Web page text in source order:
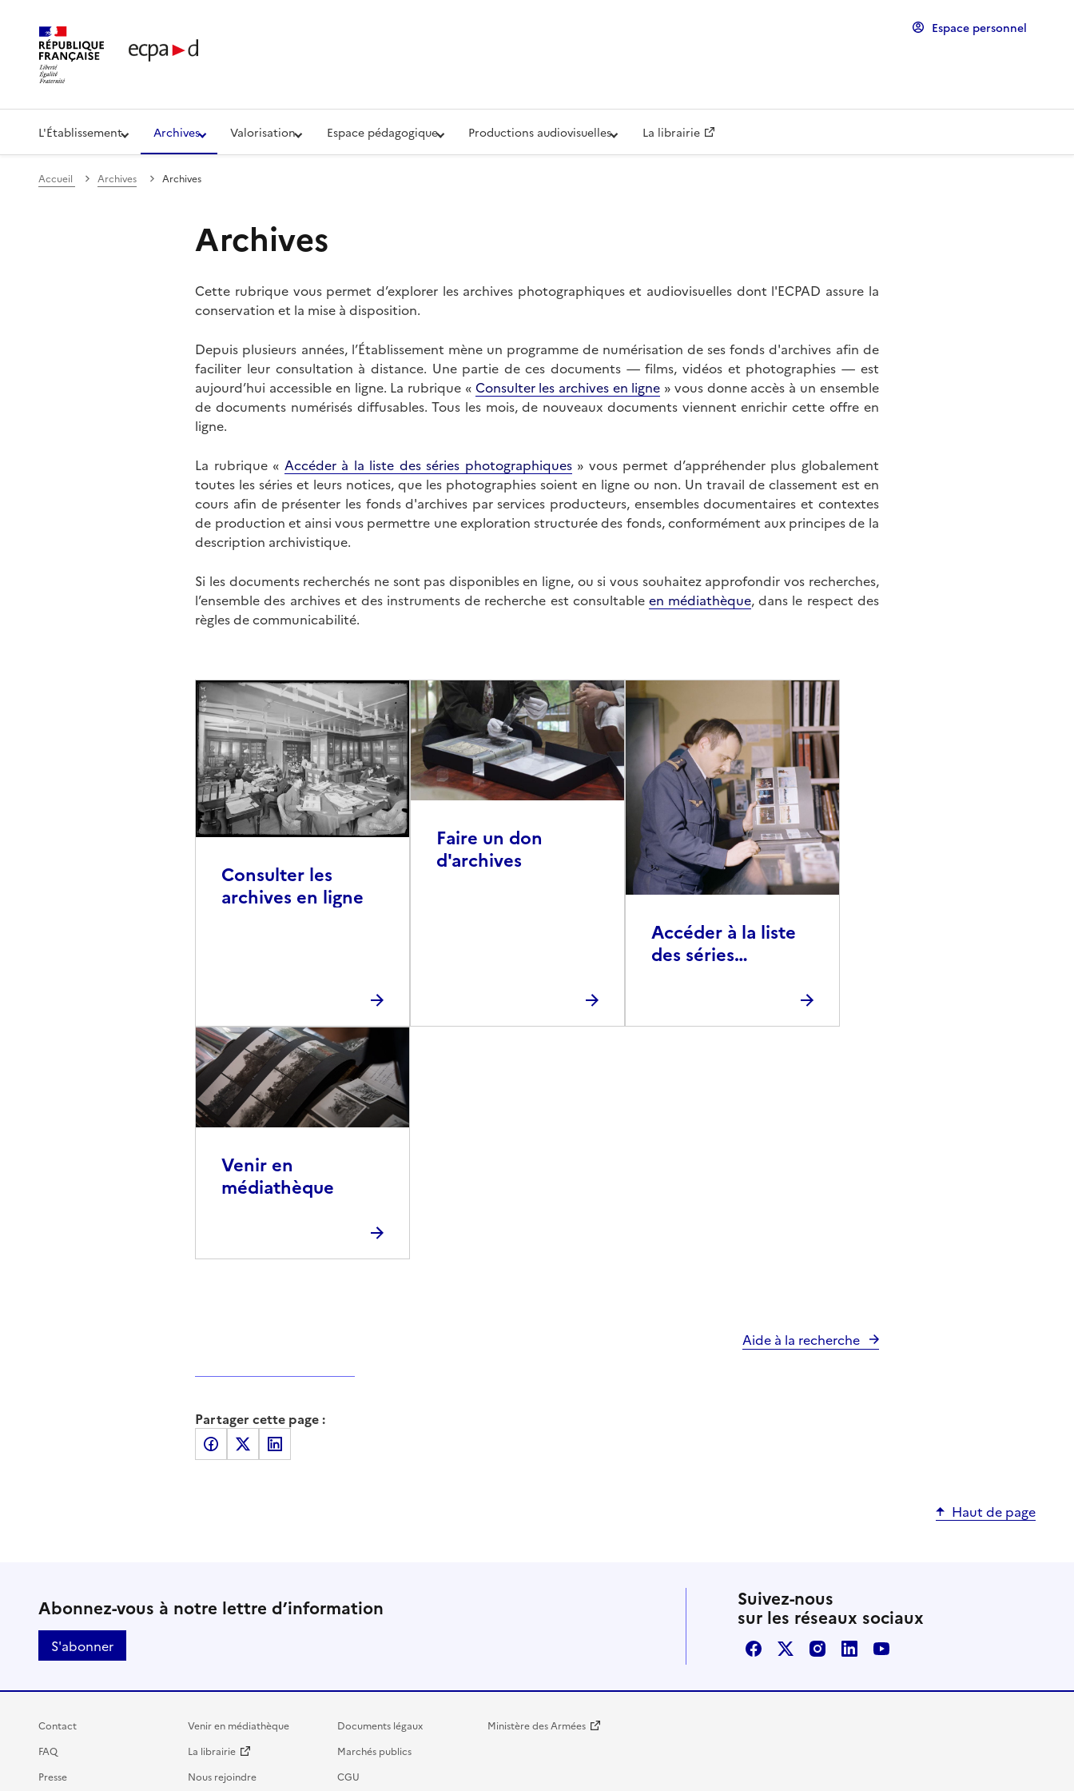
Établissement de communication et de production audiovisuelle de la Défense (ECPAD) Espace personnel
L'Établissement Archives Valorisation Espace pédagogique Productions audiovisuelles La librairie
Accueil Archives Archives
Archives
Cette rubrique vous permet d’explorer les archives photographiques et audiovisuelles dont l'ECPAD assure la
conservation et la mise à disposition.
Depuis plusieurs années, l’Établissement mène un programme de numérisation de ses fonds d'archives afin de
faciliter leur consultation à distance. Une partie de ces documents — films, vidéos et photographies — est
aujourd’hui accessible en ligne. La rubrique « Consulter les archives en ligne » vous donne accès à un ensemble
de documents numérisés diffusables. Tous les mois, de nouveaux documents viennent enrichir cette offre en
ligne.
La rubrique « Accéder à la liste des séries photographiques» vous permet d’appréhender plus globalement
toutes les séries et leurs notices, que les photographies soient en ligne ou non. Un travail de classement est en
cours afin de présenter les fonds d'archives par services producteurs, ensembles documentaires et contextes
de production et ainsi vous permettre une exploration structurée des fonds, conformément aux principes de la
description archivistique.
Si les documents recherchés ne sont pas disponibles en ligne, ou si vous souhaitez approfondir vos recherches,
l’ensemble des archives et des instruments de recherche est consultable en médiathèque, dans le respect des
règles de communicabilité.
Consulter les
archives en ligne
Faire un don
d'archives
Accéder à la liste
des séries
Venir en
médiathèque
Aide à la recherche
Partager cette page :
Partager sur Facebook
Partager sur XPartager sur LinkedIn
Haut de page
Abonnez-vous à notre lettre d’information
S'abonner
Suivez-nous
sur les réseaux sociaux
FacebookX / TwitterInstagram
LinkedInYoutube
Contact
FAQ
Presse
Venir en médiathèque
La librairie
Nous rejoindre
Documents légaux
Marchés publics
CGU
Ministère des Armées